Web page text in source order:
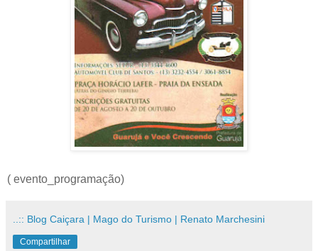
( evento_programação)
..:: Blog Caiçara | Mago do Turismo | Renato Marchesini
Compartilhar